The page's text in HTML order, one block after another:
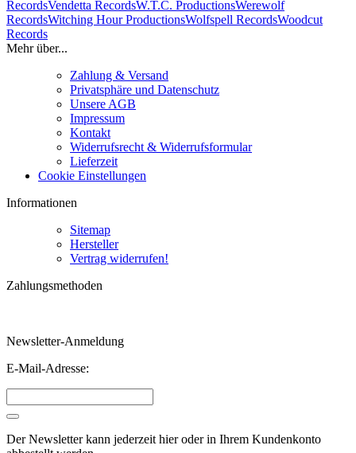
RecordsVendetta RecordsW.T.C. ProductionsWerewolf
RecordsWitching Hour ProductionsWolfspell RecordsWoodcut
Records
Mehr über...
Zahlung & Versand
Privatsphäre und Datenschutz
Unsere AGB
Impressum
Kontakt
Widerrufsrecht & Widerrufsformular
Lieferzeit
Cookie Einstellungen
Informationen
Sitemap
Hersteller
Vertrag widerrufen!
Zahlungsmethoden
Newsletter-Anmeldung
E-Mail-Adresse:
Der Newsletter kann jederzeit hier oder in Ihrem Kundenkonto